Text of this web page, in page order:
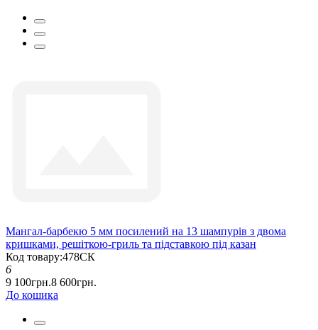
Мангал-барбекю 5 мм посилений на 13 шампурів з двома
кришками, решіткою-гриль та підставкою під казан
Код товару:478СК
6
9 100грн.8 600грн.
До кошика